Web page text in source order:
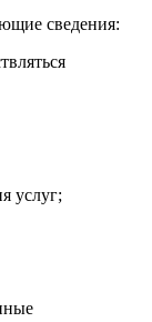
сведения:
услуг;